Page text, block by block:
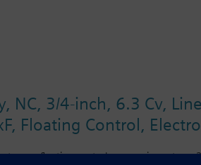
NC, 3/4-inch, 6.3 Cv,
Floating Control,
a floating control, non-spring